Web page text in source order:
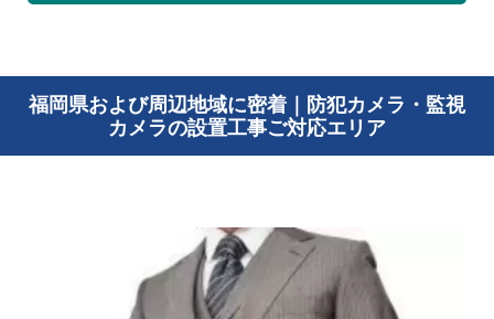
福岡県および周辺地域に密着｜防犯カメラ・監視
カメラの設置工事ご対応エリア